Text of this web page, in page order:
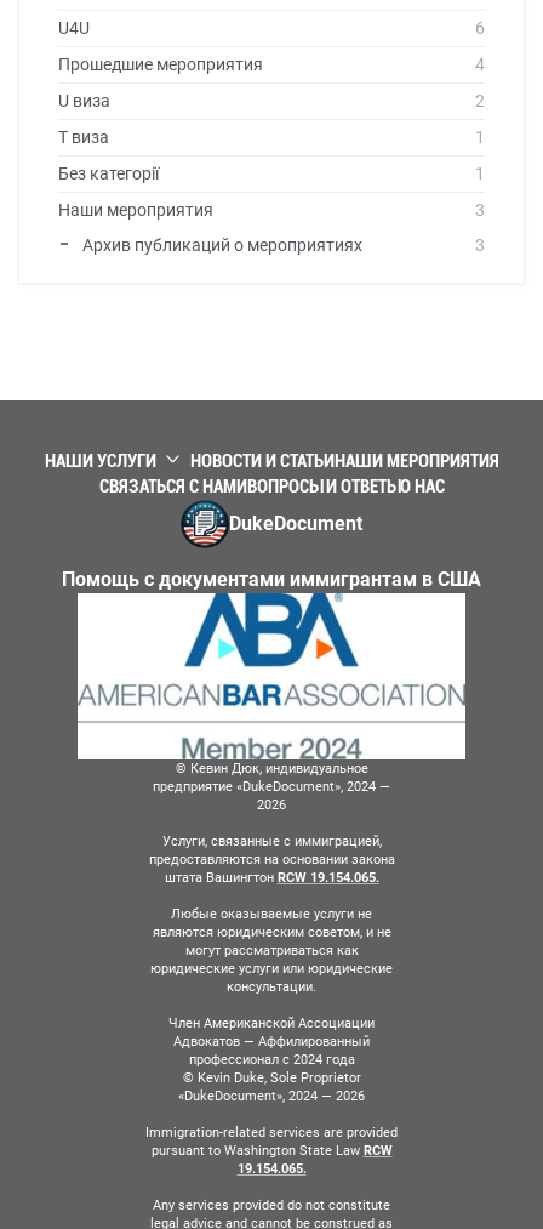
U4U
6
Прошедшие мероприятия
4
U виза
2
T виза
1
Без категорії
1
Наши мероприятия
3
Архив публикаций о мероприятиях
3
НАШИ УСЛУГИ НОВОСТИ И СТАТЬИНАШИ МЕРОПРИЯТИЯ
СВЯЗАТЬСЯ С НАМИВОПРОСЫ И ОТВЕТЫО НАС
DukeDocument
Помощь с документами иммигрантам в США
© Кевин Дюк, индивидуальное
предприятие «DukeDocument», 2024 —
2026
Услуги, связанные с иммиграцией,
предоставляются на основании закона
штата Вашингтон RCW 19.154.065.
Любые оказываемые услуги не
являются юридическим советом, и не
могут рассматриваться как
юридические услуги или юридические
консультации.
Член Американской Ассоциации
Адвокатов — Аффилированный
профессионал с 2024 года
© Kevin Duke, Sole Proprietor
«DukeDocument», 2024 — 2026
Immigration-related services are provided
pursuant to Washington State Law RCW
19.154.065.
Any services provided do not constitute
legal advice and cannot be construed as